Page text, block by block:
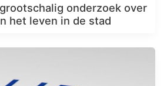
onderzoek over
het leven in de stad